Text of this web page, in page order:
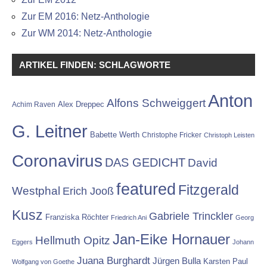
Zur EM 2016: Netz-Anthologie
Zur WM 2014: Netz-Anthologie
ARTIKEL FINDEN: SCHLAGWORTE
Achim Raven Alex Dreppec Alfons SchweiggertAnton
G. Leitner Babette Werth Christophe Fricker Christoph Leisten
Coronavirus DAS GEDICHT David
Westphal Erich Jooß featured Fitzgerald
Kusz Franziska Röchter Friedrich Ani Gabriele Trinckler Georg
Eggers Hellmuth Opitz Jan-Eike Hornauer Johann
Wolfgang von Goethe Juana Burghardt Jürgen Bulla Karsten Paul